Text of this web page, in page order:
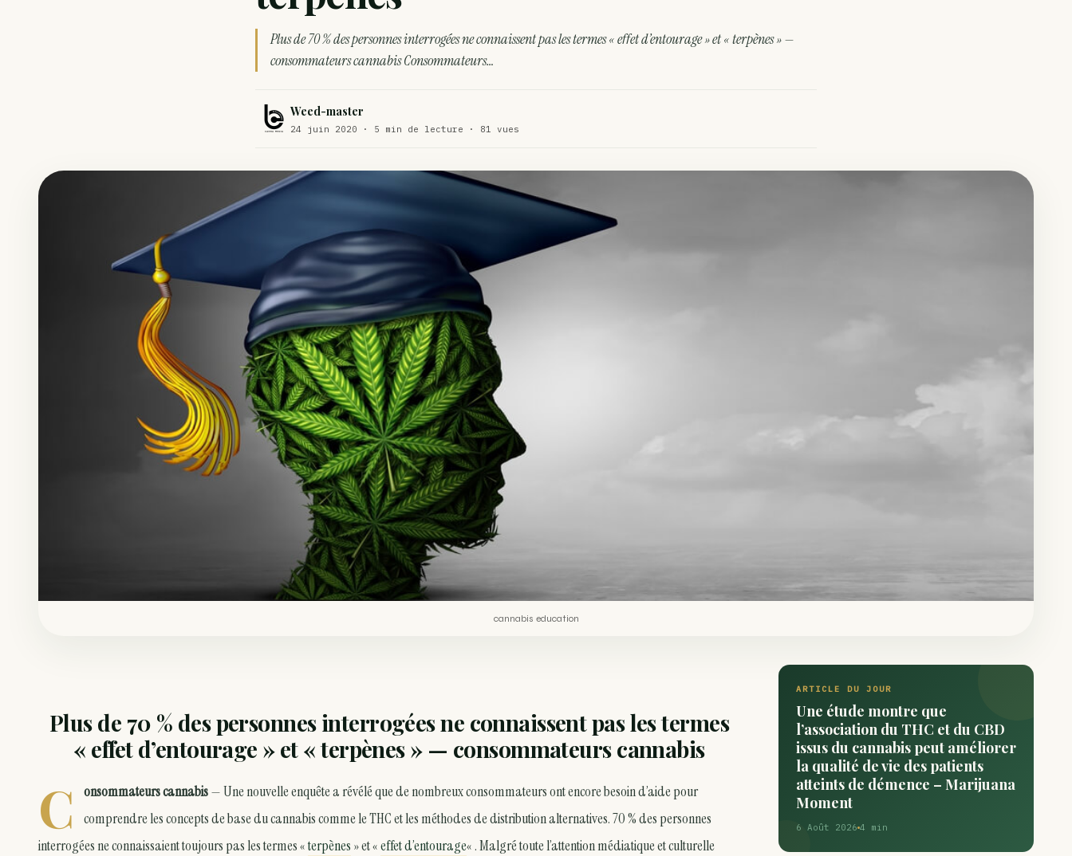
Étude : L’extrait de cannabis, un traitement efficace contre les maux de dos… ACTU
Plus de 70 % des personnes interrogées ne connaissent pas les termes « effet d’entourage » et « terpènes » —
consommateurs cannabis Consommateurs…
Weed-master
24 juin 2020 · 5 min de lecture · 81 vues
cannabis education
Plus de 70 % des personnes interrogées ne connaissent pas les termes
« effet d’entourage » et « terpènes » — consommateurs cannabis
C onsommateurs cannabis— Une nouvelle enquête a révélé que de nombreux consommateurs ont encore besoin d’aide pour
comprendre les concepts de base du cannabis comme le THC et les méthodes de distribution alternatives. 70 % des personnes
interrogées ne connaissaient toujours pas les termes «terpènes » et «effet d’entourage« . Malgré toute l’attention médiatique et culturelle
ARTICLE DU JOUR
Une étude montre que
l’association du THC et du CBD
issus du cannabis peut améliorer
la qualité de vie des patients
atteints de démence – Marijuana
Moment
6 Août 2026 4 min